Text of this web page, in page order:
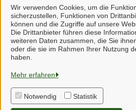
Wir verwenden Cookies, um die
sicherzustellen, Funktionen von
können und die Zugriffe auf unsere
Die Drittanbieter führen diese
weiteren Daten zusammen, die Sie
oder die sie im Rahmen Ihrer Nutzung
haben.
Mehr erfahren
Notwendig Statistik
Fachbereichsleiter/in
Herr Hillen
Steinheim
Alle Rechte vorbehalten